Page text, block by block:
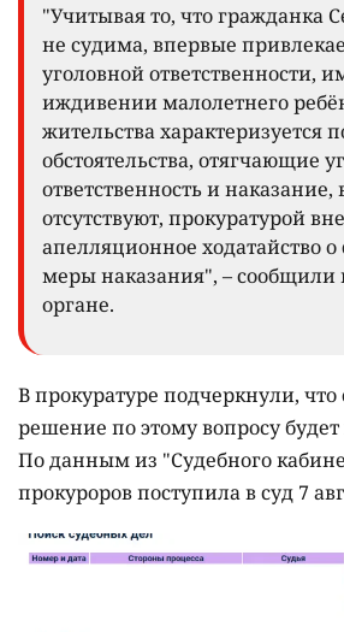
"Учитывая то, что гражданка
не судима, впервые
уголовной ответственности,
иждивении малолетнего
жительства характеризуется
обстоятельства, отягчающие
ответственность и наказание,
отсутствуют, прокуратурой
апелляционное ходатайство
меры наказания", – сообщили
органе.
В прокуратуре подчеркнули, что
решение по этому вопросу
По данным из "Судебного
прокуроров поступила в суд 7